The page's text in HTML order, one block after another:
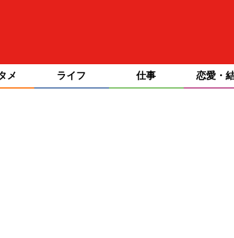
メ ライフ 仕事 恋愛・